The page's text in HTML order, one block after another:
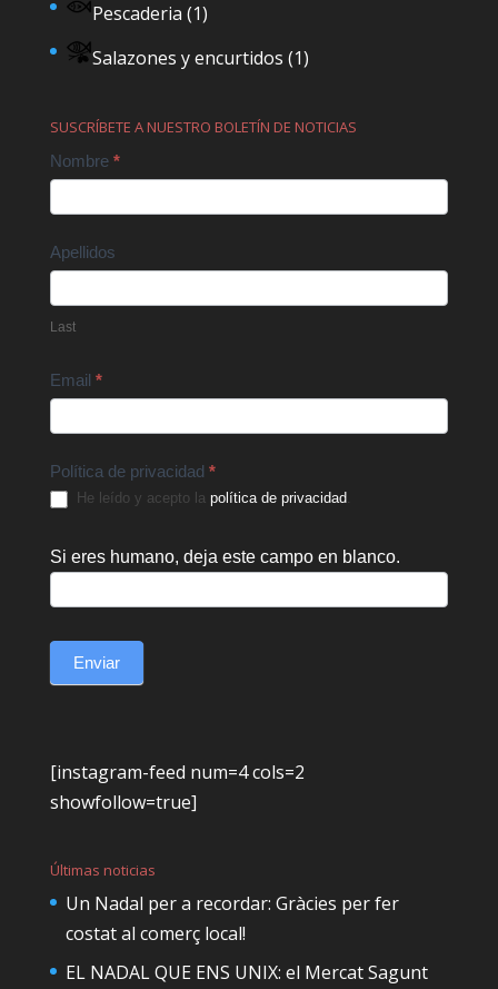
Pescaderia (1)
Salazones y encurtidos (1)
SUSCRÍBETE A NUESTRO BOLETÍN DE NOTICIAS
Contact
Nombre *
Apellidos
Last
Email *
Política de privacidad *
He leído y acepto la política de privacidad.
Si eres humano, deja este campo en blanco.
Enviar
[instagram-feed num=4 cols=2
showfollow=true]
Últimas noticias
Un Nadal per a recordar: Gràcies per fer
costat al comerç local!
EL NADAL QUE ENS UNIX: el Mercat Sagunt